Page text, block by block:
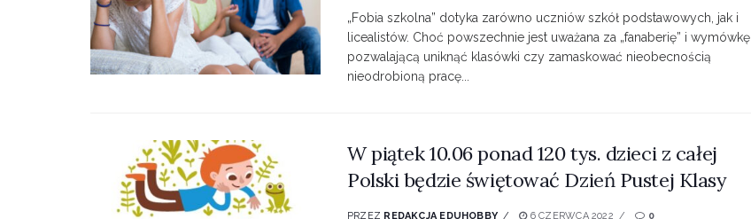
„Fobia szkolna” dotyka zarówno uczniów szkół podstawowych, jak i
licealistów. Choć powszechnie jest uważana za „fanaberię” i wymówkę
pozwalającą uniknąć klasówki czy zamaskować nieobecnością
nieodrobioną pracę...
W piątek 10.06 ponad 120 tys. dzieci z całej
Polski będzie świętować Dzień Pustej Klasy
PRZEZ REDAKCJA EDUHOBBY 6 CZERWCA 2022 0